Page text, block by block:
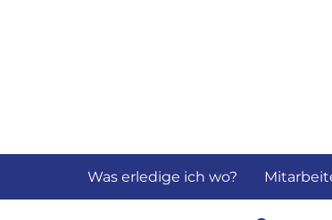
Was erledige ich wo?